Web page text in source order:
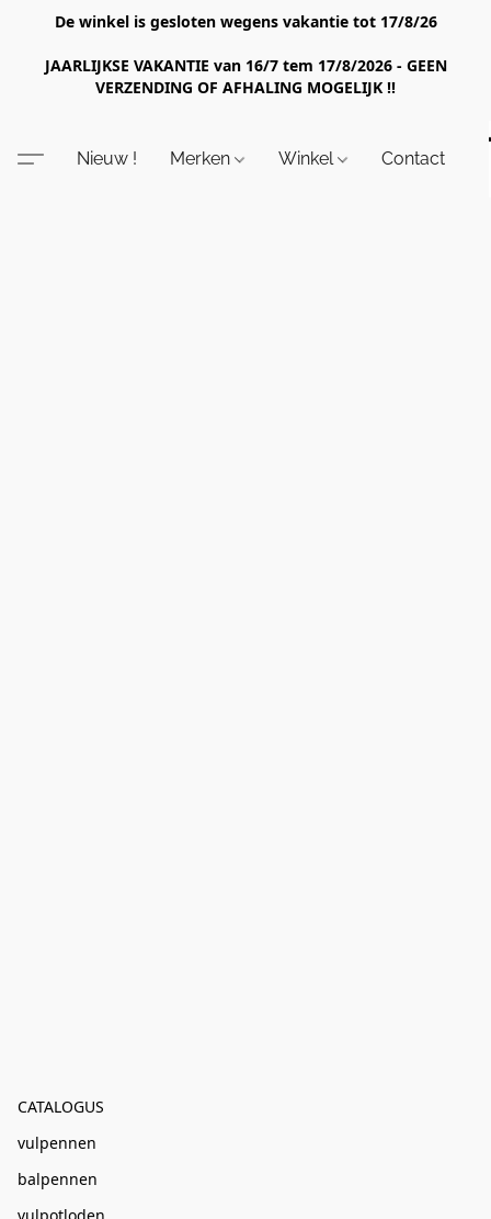
De winkel is gesloten wegens vakantie tot 17/8/26
JAARLIJKSE VAKANTIE van 16/7 tem 17/8/2026 - GEEN
VERZENDING OF AFHALING MOGELIJK !!
Nieuw ! Merken Winkel Contact
CATALOGUS
vulpennen
balpennen